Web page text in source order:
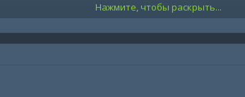
Нажмите, чтобы раскрыть...